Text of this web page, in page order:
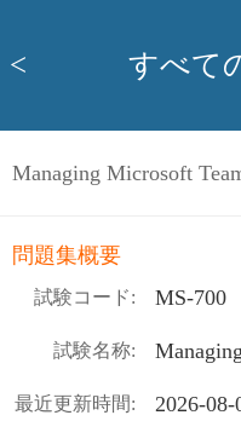
< すべて
Managing Microsoft
問題集概要
試験コード: MS-700
試験名称:
最近更新時間: 2026-08-